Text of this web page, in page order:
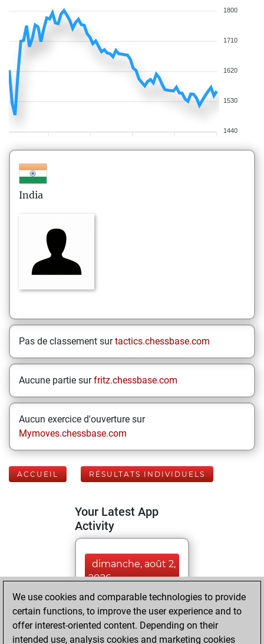
1800
1710
1620
1530
1440
India
Pas de classement surtactics.chessbase.com
Aucune partie surfritz.chessbase.com
Aucun exercice d'ouverture sur
Mymoves.chessbase.com
ACCUEIL RÉSULTATS INDIVIDUELS
Your Latest App
Activity
dimanche, août 2,
2026
You played 72
blitz games
Play
You scored +22
We use cookies and comparable technologies to provide
certain functions, to improve the user experience and to
offer interest-oriented content. Depending on their
intended use, analysis cookies and marketing cookies